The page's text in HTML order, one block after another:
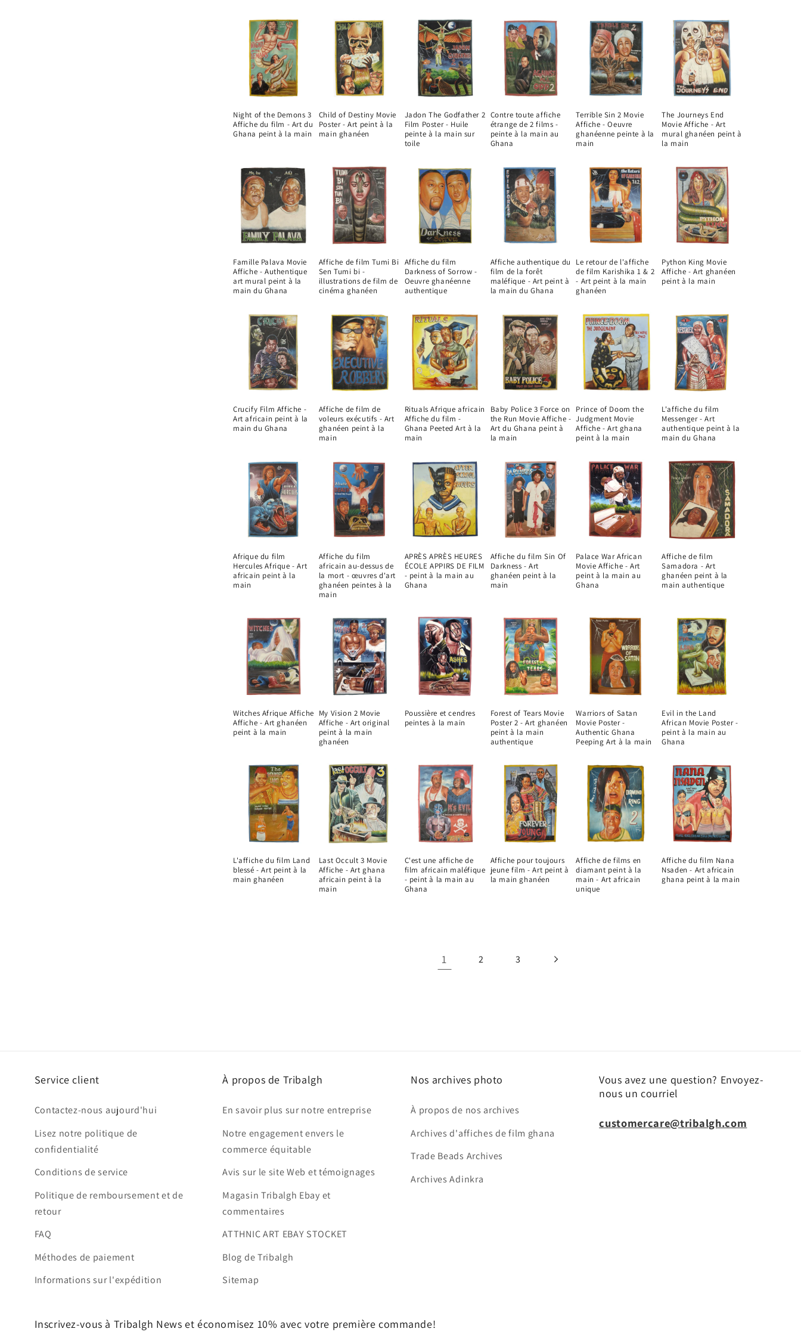
Night of the Demons 3
Affiche du film - Art du
Ghana peint à la main
Child of Destiny Movie
Poster - Art peint à la
main ghanéen
Jadon The Godfather 2
Film Poster - Huile
peinte à la main sur
toile
Contre toute affiche
étrange de 2 films -
peinte à la main au
Ghana
Terrible Sin 2 Movie
Affiche - Oeuvre
ghanéenne peinte à la
main
The Journeys End
Movie Affiche - Art
mural ghanéen peint à
la main
Famille Palava Movie
Affiche - Authentique
art mural peint à la
main du Ghana
Affiche de film Tumi Bi
Sen Tumi bi -
illustrations de film de
cinéma ghanéen
Affiche du film
Darkness of Sorrow -
Oeuvre ghanéenne
authentique
Affiche authentique du
film de la forêt
maléfique - Art peint à
la main du Ghana
Le retour de l'affiche
de film Karishika 1 & 2
- Art peint à la main
ghanéen
Python King Movie
Affiche - Art ghanéen
peint à la main
Crucify Film Affiche -
Art africain peint à la
main du Ghana
Affiche de film de
voleurs exécutifs - Art
ghanéen peint à la
main
Rituals Afrique africain
Affiche du film -
Ghana Peeted Art à la
main
Baby Police 3 Force on
the Run Movie Affiche -
Art du Ghana peint à
la main
Prince of Doom the
Judgment Movie
Affiche - Art ghana
peint à la main
L'affiche du film
Messenger - Art
authentique peint à la
main du Ghana
Afrique du film
Hercules Afrique - Art
africain peint à la
main
Affiche du film
africain au-dessus de
la mort - œuvres d'art
ghanéen peintes à la
main
APRÈS APRÈS HEURES
ÉCOLE APPIRS DE FILM
- peint à la main au
Ghana
Affiche du film Sin Of
Darkness - Art
ghanéen peint à la
main
Palace War African
Movie Affiche - Art
peint à la main au
Ghana
Affiche de film
Samadora - Art
ghanéen peint à la
main authentique
Witches Afrique Affiche
Affiche - Art ghanéen
peint à la main
My Vision 2 Movie
Affiche - Art original
peint à la main
ghanéen
Poussière et cendres
peintes à la main
Forest of Tears Movie
Poster 2 - Art ghanéen
peint à la main
authentique
Warriors of Satan
Movie Poster -
Authentic Ghana
Peeping Art à la main
Evil in the Land
African Movie Poster -
peint à la main au
Ghana
L'affiche du film Land
blessé - Art peint à la
main ghanéen
Last Occult 3 Movie
Affiche - Art ghana
africain peint à la
main
C'est une affiche de
film africain maléfique
- peint à la main au
Ghana
Affiche pour toujours
jeune film - Art peint à
la main ghanéen
Affiche de films en
diamant peint à la
main - Art africain
unique
Affiche du film Nana
Nsaden - Art africain
ghana peint à la main
1 2 3
Service client
Contactez-nous aujourd'hui
Lisez notre politique de
confidentialité
Conditions de service
Politique de remboursement et de
retour
FAQ
Méthodes de paiement
Informations sur l'expédition
À propos de Tribalgh
En savoir plus sur notre entreprise
Notre engagement envers le
commerce équitable
Avis sur le site Web et témoignages
Magasin Tribalgh Ebay et
commentaires
ATTHNIC ART EBAY STOCKET
Blog de Tribalgh
Sitemap
Nos archives photo
À propos de nos archives
Archives d'affiches de film ghana
Trade Beads Archives
Archives Adinkra
Vous avez une question? Envoyez-
nous un courriel
customercare@tribalgh.com
Inscrivez-vous à Tribalgh News et économisez 10% avec votre première commande!